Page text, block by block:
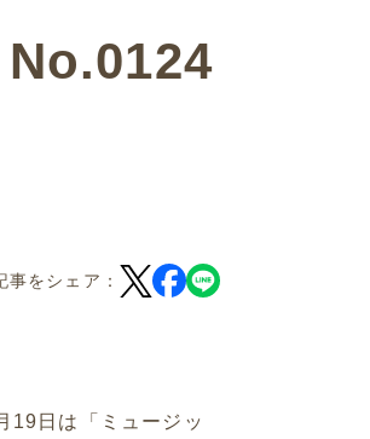
事をシェア：
19日は「ミュージッ